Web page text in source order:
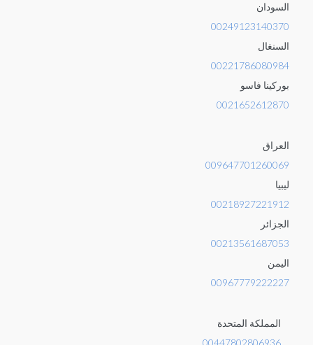
السودان
00249123140370
السنغال
00221786080984
بوركينا فاسو
0021652612870
العراق
009647701260069
ليبيا
00218927221912
الجزائر
00213561687053
اليمن
00967779222227
المملكة المتحدة